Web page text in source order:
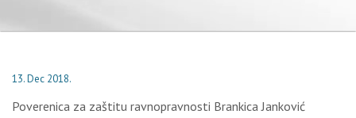
13. Dec 2018.
Poverenica za zaštitu ravnopravnosti Brankica Janković